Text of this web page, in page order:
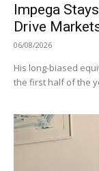
Impega
Drive
06/08/2026
His long-biased
the first half of the